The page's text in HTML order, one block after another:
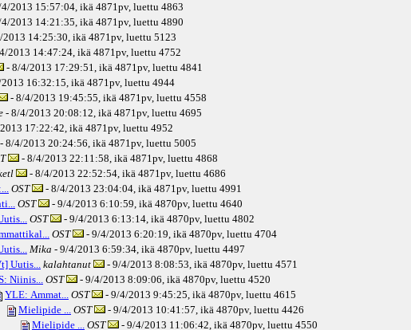
2013 15:57:04, ikä4871pv, luettu 4863
2013 14:21:35, ikä4871pv, luettu 4890
2013 14:25:30, ikä4871pv, luettu 5123
2013 14:47:24, ikä4871pv, luettu 4752
- 8/4/2013 17:29:51, ikä 4871pv, luettu 4841
16:32:15, ikä 4871pv, luettu 4944
- 8/4/2013 19:45:55, ikä 4871pv, luettu 4558
- 8/4/2013 20:08:12, ikä 4871pv, luettu 4695
17:22:42, ikä 4871pv, luettu 4952
- 8/4/2013 20:24:56, ikä 4871pv, luettu 5005
- 8/4/2013 22:11:58, ikä 4871pv, luettu 4868
- 8/4/2013 22:52:54, ikä 4871pv, luettu 4686
OST - 8/4/2013 23:04:04, ikä 4871pv, luettu 4991
OST - 9/4/2013 6:10:59, ikä 4870pv, luettu 4640
OST - 9/4/2013 6:13:14, ikä 4870pv, luettu 4802
OST - 9/4/2013 6:20:19, ikä 4870pv, luettu 4704
Mika - 9/4/2013 6:59:34, ikä 4870pv, luettu 4497
Uutis... kalahtanut - 9/4/2013 8:08:53, ikä 4870pv, luettu 4571
Niinis... OST - 9/4/2013 8:09:06, ikä 4870pv, luettu 4520
YLE: Ammat... OST - 9/4/2013 9:45:25, ikä 4870pv, luettu 4615
Mielipide ... OST - 9/4/2013 10:41:57, ikä 4870pv, luettu 4426
Mielipide ... OST - 9/4/2013 11:06:42, ikä 4870pv, luettu 4550